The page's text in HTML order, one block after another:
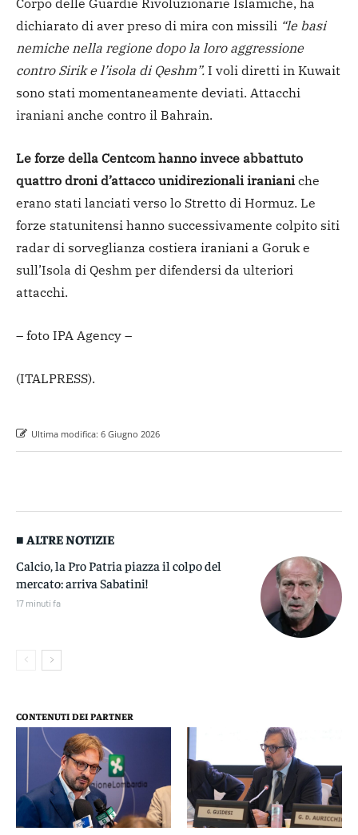
Corpo delle Guardie Rivoluzionarie Islamiche, ha
dichiarato di aver preso di mira con missili “le basi
nemiche nella regione dopo la loro aggressione
contro Sirik e l’isola di Qeshm”. I voli diretti in Kuwait
sono stati momentaneamente deviati. Attacchi
iraniani anche contro il Bahrain.
Le forze della Centcom hanno invece abbattuto
quattro droni d’attacco unidirezionali iranianiche
erano stati lanciati verso lo Stretto di Hormuz. Le
forze statunitensi hanno successivamente colpito siti
radar di sorveglianza costiera iraniani a Goruk e
sull’Isola di Qeshm per difendersi da ulteriori
attacchi.
– foto IPA Agency –
(ITALPRESS).
Ultima modifica: 6 Giugno 2026
■ ALTRE NOTIZIE
Calcio, la Pro Patria piazza il colpo del
mercato: arriva Sabatini!
17 minuti fa
CONTENUTI DEI PARTNER